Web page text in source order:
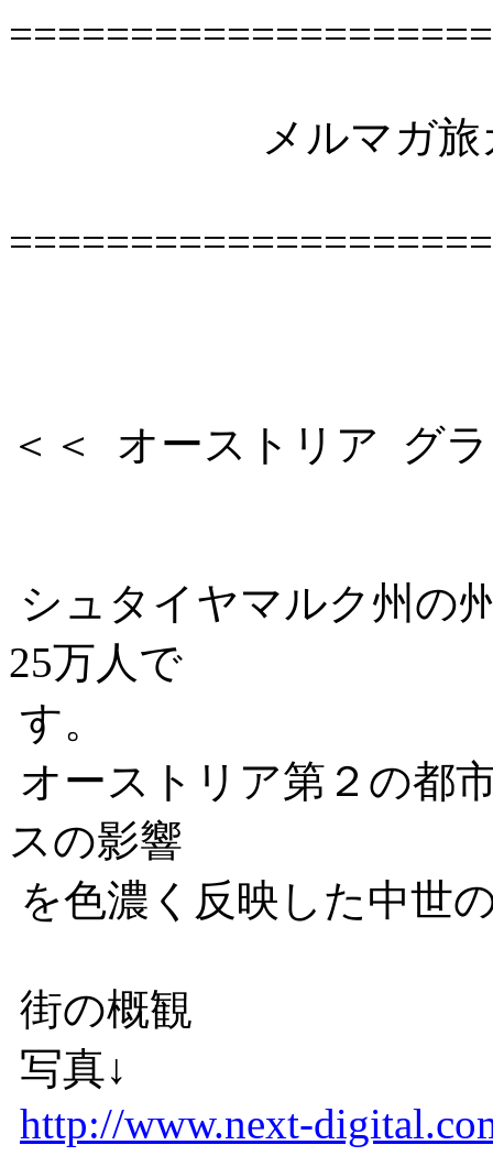
メルマガ旅ガイ
＜＜ オーストリア グ
シュタイヤマルク州の
25万人で
す。
オーストリア第２の都
スの影響
を色濃く反映した中世
街の概観
写真↓
http://www.next-